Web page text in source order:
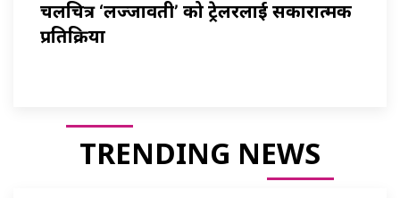
चलचित्र ‘लज्जावती’ को ट्रेलरलाई सकारात्मक
प्रतिक्रिया
TRENDING NEWS